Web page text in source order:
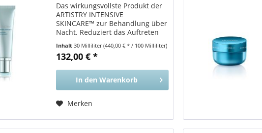
Das wirkungsvollste Produkt der
ARTISTRY INTENSIVE
SKINCARE™ zur Behandlung über
Nacht. Reduziert das Auftreten
und führt in nur zwei Wochen zu
einer glatteren, strafferen und
Inhalt30 Milliliter(440,00 € * / 100 Milliliter)
132,00 € *
In den Warenkorb
Merken